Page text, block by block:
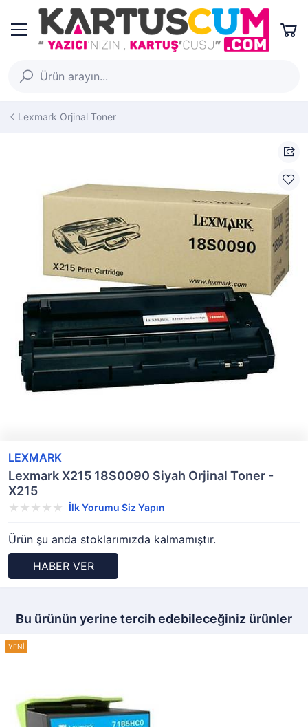
Lexmark Orjinal Toner
LEXMARK
Lexmark X215 18S0090 Siyah Orjinal Toner -
X215
İlk Yorumu Siz Yapın
Ürün şu anda stoklarımızda kalmamıştır.
HABER VER
Bu ürünün yerine tercih edebileceğiniz ürünler